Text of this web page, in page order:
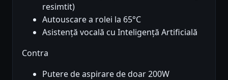
resimtit)
Autouscare a rolei la 65°C
Asistență vocală cu Inteligență Artificială
Contra
Putere de aspirare de doar 200W